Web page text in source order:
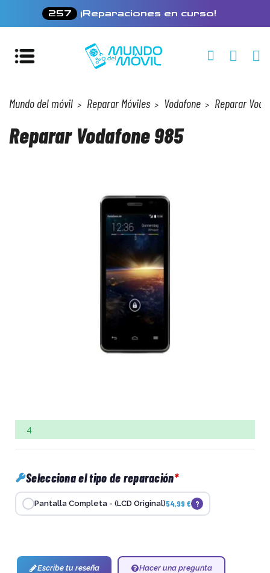
257 ¡Reparaciones en curso!
Mundo del móvil Reparar Móviles Vodafone Reparar
Reparar Vodafone 985
4
Selecciona el tipo de reparación
Pantalla Completa - (LCD Original)54,99 € ?
Escribe tu reseña Hacer una pregunta